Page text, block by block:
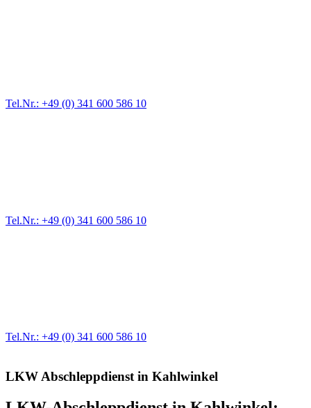
Tel.Nr.: +49 (0) 341 600 586 10
Tel.Nr.: +49 (0) 341 600 586 10
Tel.Nr.: +49 (0) 341 600 586 10
LKW Abschleppdienst in Kahlwinkel